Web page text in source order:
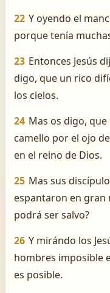
22 Y oyendo el
porque tenía
23 Entonces Jesús
digo, que un rico
los cielos.
24 Mas os digo,
camello por el ojo
en el reino de Dios.
25 Mas sus
espantaron en gran
podrá ser salvo?
26 Y mirándo los
hombres imposible
es posible.